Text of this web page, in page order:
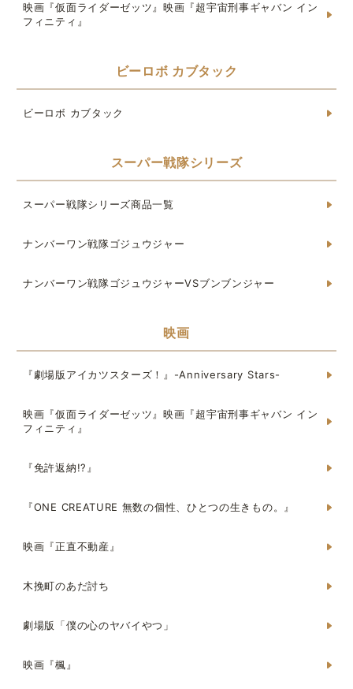
映画『仮面ライダーゼッツ』映画『超宇宙刑事ギャバン イン
フィニティ』
ビーロボ カブタック
ビーロボ カブタック
スーパー戦隊シリーズ
スーパー戦隊シリーズ商品一覧
ナンバーワン戦隊ゴジュウジャー
ナンバーワン戦隊ゴジュウジャーVSブンブンジャー
映画
『劇場版アイカツスターズ！』-Anniversary Stars-
映画『仮面ライダーゼッツ』映画『超宇宙刑事ギャバン イン
フィニティ』
『免許返納!?』
『ONE CREATURE 無数の個性、ひとつの生きもの。』
映画『正直不動産』
木挽町のあだ討ち
劇場版「僕の心のヤバイやつ」
映画『楓』